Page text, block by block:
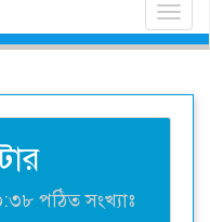
পঠিত সংখ্যাঃ